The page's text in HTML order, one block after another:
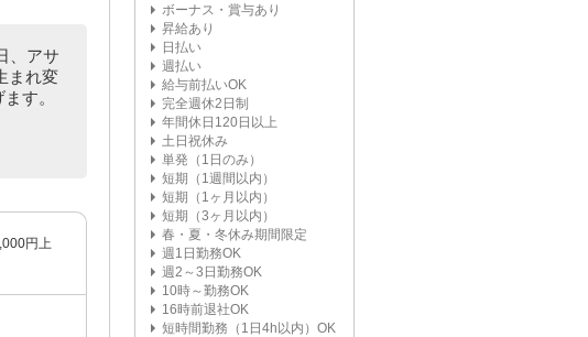
、アサ
まれ変
す。
円上
ボーナス・賞与あり
昇給あり
日払い
週払い
給与前払いOK
完全週休2日制
年間休日120日以上
土日祝休み
単発（1日のみ）
短期（1週間以内）
短期（1ヶ月以内）
短期（3ヶ月以内）
春・夏・冬休み期間限定
週1日勤務OK
週2～3日勤務OK
10時～勤務OK
16時前退社OK
短時間勤務（1日4h以内）OK